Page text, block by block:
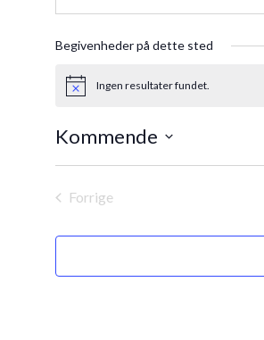
Begivenheder på dette sted
NoticeIngen resultater fundet.
Kommende
Vælg
Forrige